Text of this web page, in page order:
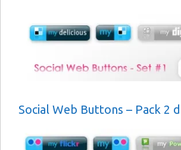
Social Web Buttons – Pack 2